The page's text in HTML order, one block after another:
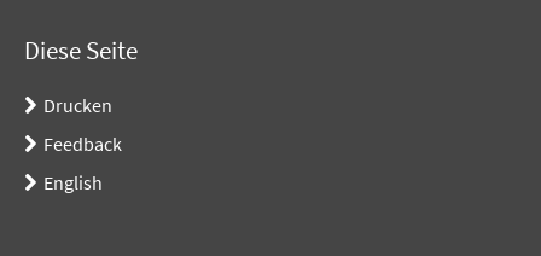
Diese Seite
Drucken
Feedback
English